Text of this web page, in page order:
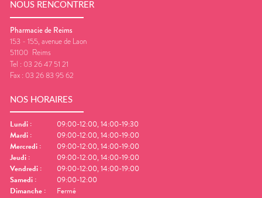
NOUS RENCONTRER
Pharmacie de Reims
153 - 155, avenue de Laon
51100 Reims
Tel : 03 26 47 51 21
Fax : 03 26 83 95 62
NOS HORAIRES
Lundi :
09:00-12:00, 14:00-19:30
Mardi :
09:00-12:00, 14:00-19:00
Mercredi :
09:00-12:00, 14:00-19:00
Jeudi :
09:00-12:00, 14:00-19:00
Vendredi :
09:00-12:00, 14:00-19:00
Samedi :
09:00-12:00
Dimanche : Fermé